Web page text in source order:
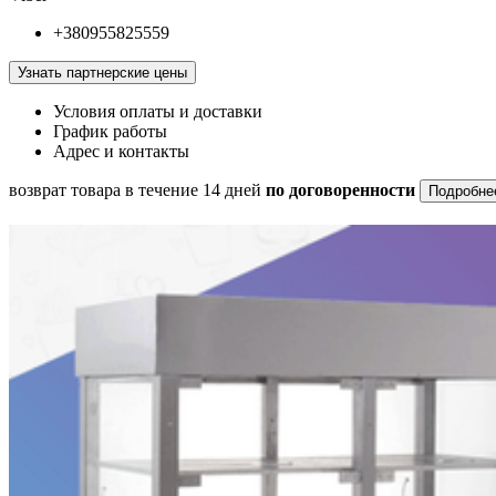
+380955825559
Узнать партнерские цены
Условия оплаты и доставки
График работы
Адрес и контакты
возврат товара в течение 14 дней по договоренности